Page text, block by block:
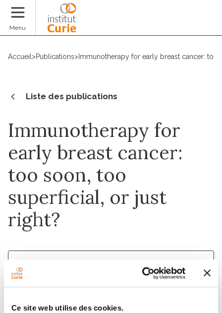
Ce site web utilise des cookies.
Menu
Accueil >Publications> Immunotherapy for early breast cancer:
Liste des publications
Immunotherapy for
early breast cancer:
too soon, too
superficial, or just
right?
1 mars 2021
Annals of Oncology
DOI :10.1016/j.annonc.2020.11.022